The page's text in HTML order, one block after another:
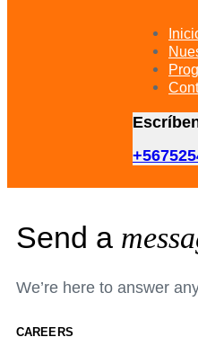
Send a
We’re here to answer
CAREERS